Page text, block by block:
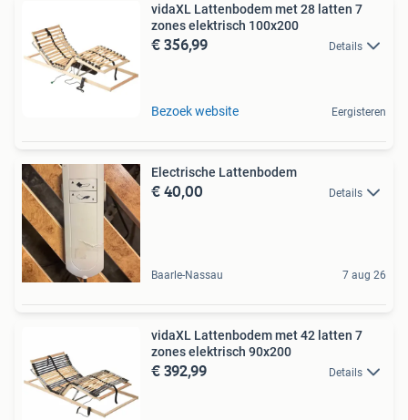
vidaXL Lattenbodem met 28 latten 7
zones elektrisch 100x200
€ 356,99 Details
Bezoek website Eergisteren
Electrische Lattenbodem
€ 40,00 Details
Baarle-Nassau 7 aug 26
vidaXL Lattenbodem met 42 latten 7
zones elektrisch 90x200
€ 392,99 Details